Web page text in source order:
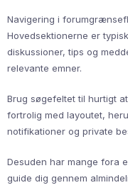
Navigering i
Hovedsektionerne er
diskussioner, tips og
relevante emner.
Brug søgefeltet til hurtigt
fortrolig med layoutet,
notifikationer og private
Desuden har mange fora
guide dig gennem